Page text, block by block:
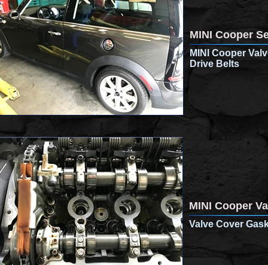
MINI Cooper
MINI Cooper
Drive Belts
MINI Cooper
Valve Cover